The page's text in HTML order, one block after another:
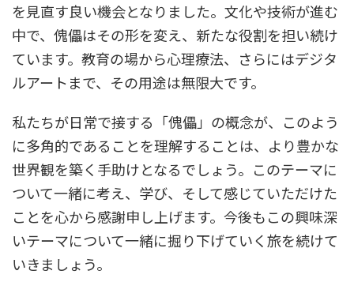
を見直す良い機会となりました。文化や技術が進む
中で、傀儡はその形を変え、新たな役割を担い続け
ています。教育の場から心理療法、さらにはデジタ
ルアートまで、その用途は無限大です。
私たちが日常で接する「傀儡」の概念が、このよう
に多角的であることを理解することは、より豊かな
世界観を築く手助けとなるでしょう。このテーマに
ついて一緒に考え、学び、そして感じていただけた
ことを心から感謝申し上げます。今後もこの興味深
いテーマについて一緒に掘り下げていく旅を続けて
いきましょう。